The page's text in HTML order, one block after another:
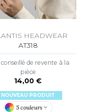
HEADWEAR
AT318
de revente à la
pièce
14,00 €
NOUVEAU PRODUIT
5 couleurs